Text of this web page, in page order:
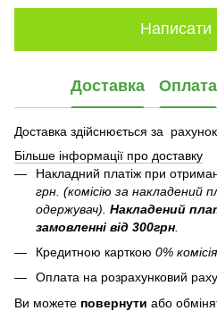
Написати
Доставка Оплата
Доставка здійснюється за
Більше інформації про доставку
Накладний платіж при
грн. (комісію за накладений
одержувач). Накладений
замовленні від 300грн
Кредитною карткою 0% комісія
Оплата на розрахунковий
Ви можете повернути або